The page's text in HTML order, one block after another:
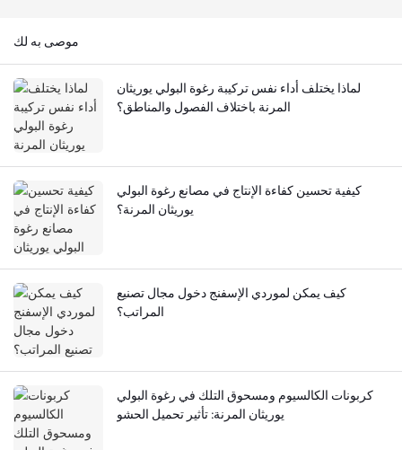
موصى به لك
لماذا يختلف أداء نفس تركيبة رغوة البولي يوريثان
المرنة باختلاف الفصول والمناطق؟
كيفية تحسين كفاءة الإنتاج في مصانع رغوة البولي
يوريثان المرنة؟
كيف يمكن لموردي الإسفنج دخول مجال تصنيع
المراتب؟
كربونات الكالسيوم ومسحوق التلك في رغوة البولي
يوريثان المرنة: تأثير تحميل الحشو